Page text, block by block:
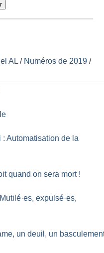
AL / Numéros de 2019 /
Automatisation de la
quand on sera mort !
·es, expulsé·es,
un deuil, un